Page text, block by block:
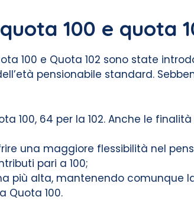
100 e quota
100 e Quota 102 sono state
pensionabile standard.
100, 64 per la 102. Anche le
una maggiore flessibilità nel
pari a 100;
più alta, mantenendo comunque
Quota 100.